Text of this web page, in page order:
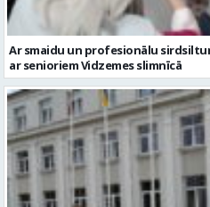
Ar smaidu un profesionālu
ar senioriem Vidzemes slimnīcā